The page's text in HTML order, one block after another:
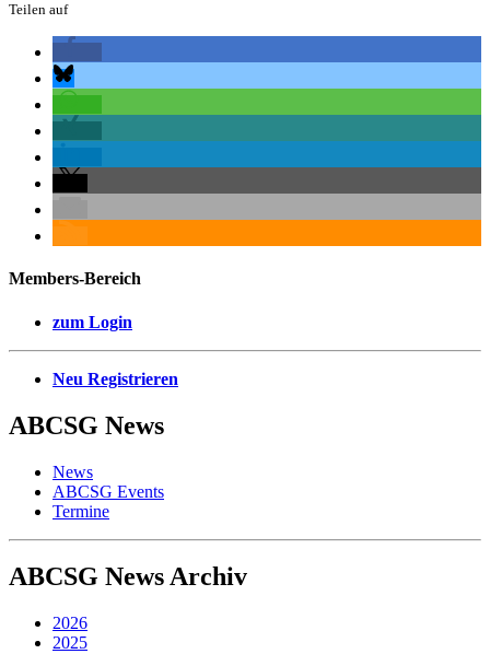
Teilen auf
Members-Bereich
zum Login
Neu Registrieren
ABCSG News
News
ABCSG Events
Termine
ABCSG News Archiv
2026
2025